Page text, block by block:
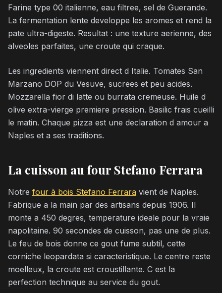
Farine type 00 italienne, eau filtree, sel de Guerande.
La fermentation lente developpe les aromes et rend la
pate ultra-digeste. Resultat : une texture aerienne, des
alveoles parfaites, une croute qui craque.
Les ingredients viennent direct d Italie. Tomates San
Marzano DOP du Vesuve, sucrees et peu acides.
Mozzarella fior di latte ou burrata cremeuse. Huile d
olive extra-vierge premiere pression. Basilic frais cueilli
le matin. Chaque pizza est une declaration d amour a
Naples et a ses traditions.
La cuisson au four Stefano Ferrara
Notre four à bois Stefano Ferrara vient de Naples.
Fabrique a la main par des artisans depuis 1906. Il
monte a 450 degres, temperature ideale pour la vraie
napolitaine. 90 secondes de cuisson, pas une de plus.
Le feu de bois donne ce gout fume subtil, cette
corniche leopardata si caracteristique. Le centre reste
moelleux, la croute est croustillante. C est la
perfection technique au service du gout.